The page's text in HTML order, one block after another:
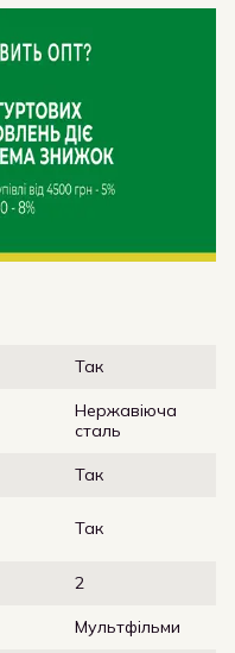
Так
Нержавіюча
сталь
Так
Так
2
Мультфільми